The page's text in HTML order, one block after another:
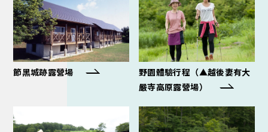
節黑城跡露營場
野園體驗行程（▲越後妻有大
嚴寺高原露營場）